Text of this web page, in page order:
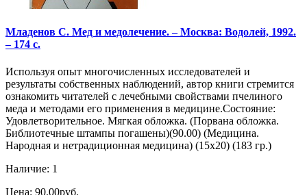
Младенов С. Мед и медолечение. – Москва: Водолей, 1992.
– 174 с.
Используя опыт многочисленных исследователей и
результаты собственных наблюдений, автор книги стремится
ознакомить читателей с лечебными свойствами пчелиного
меда и методами его применения в медицине.Состояние:
Удовлетворительное. Мягкая обложка. (Порвана обложка.
Библиотечные штампы погашены)(90.00) (Медицина.
Народная и нетрадиционная медицина) (15х20) (183 гр.)
Наличие: 1
Цена: 90.00руб.